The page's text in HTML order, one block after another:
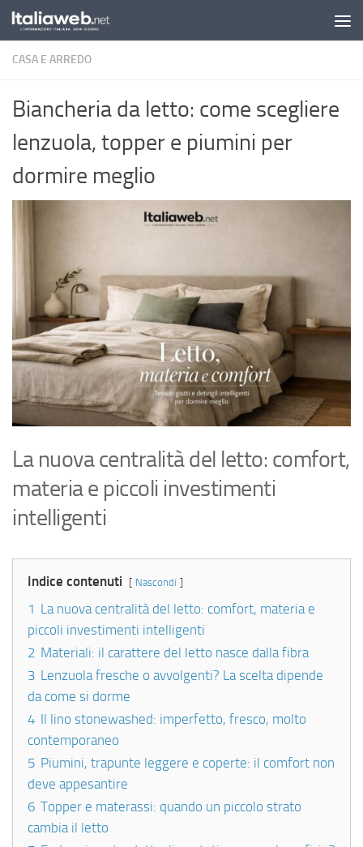
Sotto il contenuto
CASA E ARREDO
Biancheria da letto: come scegliere
lenzuola, topper e piumini per
dormire meglio
La nuova centralità del letto: comfort,
materia e piccoli investimenti
intelligenti
Indice contenuti Nascondi
1 La nuova centralità del letto: comfort, materia e
piccoli investimenti intelligenti
2 Materiali: il carattere del letto nasce dalla fibra
3 Lenzuola fresche o avvolgenti? La scelta dipende
da come si dorme
4 Il lino stonewashed: imperfetto, fresco, molto
contemporaneo
5 Piumini, trapunte leggere e coperte: il comfort non
deve appesantire
6 Topper e materassi: quando un piccolo strato
cambia il letto